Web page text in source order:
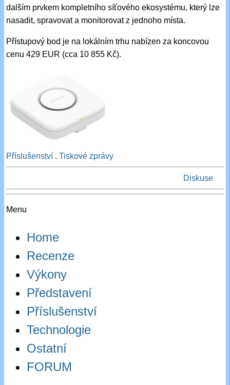
dalším prvkem kompletního síťového ekosystému, který lze
nasadit, spravovat a monitorovat z jednoho místa.
Přístupový bod je na lokálním trhu nabízen za koncovou
cenu 429 EUR (cca 10 855 Kč).
Příslušenství .Tiskové zprávy
Diskuse
Menu
Home
Recenze
Výkony
Představení
Příslušenství
Technologie
Ostatní
FORUM